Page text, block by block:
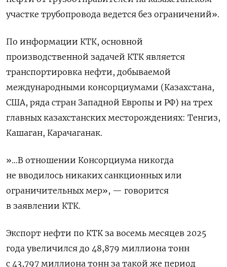
участке трубопровода ведется без ограничений».
По информации КТК, основной
производственной задачей КТК является
транспортировка нефти, добываемой
международными консорциумами (Казахстана,
США, ряда стран Западной Европы и РФ) на трех
главных казахстанских месторождениях: Тенгиз,
Кашаган, Карачаганак.
»…В отношении Консорциума никогда
не вводилось никаких санкционных или
ограничительных мер», — говорится
в заявлении КТК.
Экспорт нефти по КТК за восемь месяцев 2025
года увеличился до 48,879 миллиона тонн
с 43,797 миллиона тонн за такой же период